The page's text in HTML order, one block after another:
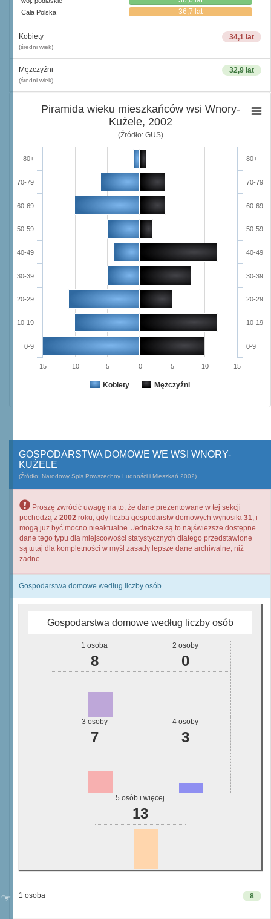
Cała Polska 36,7 lat
34,1 lat
Kobiety
(średni wiek)
32,9 lat
Mężczyźni
(średni wiek)
Piramida wieku mieszkańców wsi Wnory-
Kużele, 2002
(Źródło: GUS)
Kobiety Mężczyźni
0-9
10-19
20-29
30-39
40-49
50-59
60-69
70-79
80+
0-9
10-19
20-29
30-39
40-49
50-59
60-69
70-79
80+
15 10 5 0 5 10 15
GOSPODARSTWA DOMOWE WE WSI WNORY-
KUŻELE
(Źródło: Narodowy Spis Powszechny Ludności i Mieszkań 2002)
Proszę zwrócić uwagę na to, że dane prezentowane w tej sekcji
pochodzą z 2002 roku, gdy liczba gospodarstw domowych wynosiła 31, i
mogą już być mocno nieaktualne. Jednakże są to najświeższe dostępne
dane tego typu dla miejscowości statystycznych dlatego przedstawione
są tutaj dla kompletności w myśl zasady lepsze dane archiwalne, niż
żadne.
Gospodarstwa domowe według liczby osób
Gospodarstwa domowe według liczby osób
1 osoba
8
2 osoby
0
3 osoby
7
4 osoby
3
5 osób i więcej
13
8
1 osoba